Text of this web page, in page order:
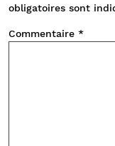
obligatoires sont
Commentaire *